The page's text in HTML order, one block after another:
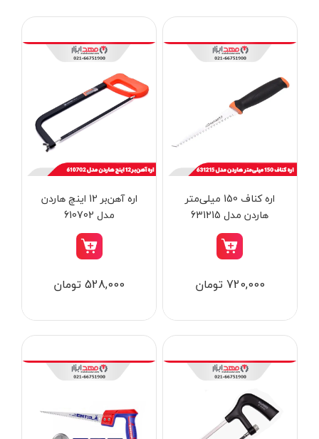
تومان تومان
ابزار جوش و برش
ابزار اندازه گیری دقیق و لیزری
ابزار باغبانی
ابزار نجاری
ابزار بادی
برند ها
اره کناف 150 میلی‌متر
هاردن مدل 631215
720,000 تومان
اره آهن‌بر 12 اینچ هاردن
مدل 610702
528,000 تومان